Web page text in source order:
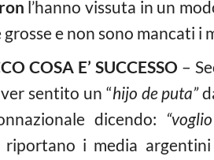
l’hanno vissuta in un
e non sono mancati i
COSA E’ SUCCESSO –
sentito un “hijo de puta”
dicendo:
riportano i media argentini